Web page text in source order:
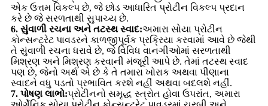
એક ઉત્તમ વિકલ્પ છે, જે છોડ આધારિત પ્રોટીન વિકલ્પ પ્રદાન
કરે છે જે સરળતાથી સુપાચ્ય છે.
6. સુંવાળી રચના અને તટસ્થ સ્વાદ:અમારા સોયા પ્રોટીન
કોન્સન્ટ્રેટ પાવડરને કાળજીપૂર્વક પ્રક્રિયા કરવામાં આવે છે જેથી
તે સુંવાળી રચના ધરાવે છે, જે વિવિધ વાનગીઓમાં સરળતાથી
મિશ્રણ અને મિશ્રણ કરવાની મંજૂરી આપે છે. તેમાં તટસ્થ સ્વાદ
પણ છે, જેનો અર્થ એ છે કે તે તમારા ખોરાક અથવા પીણાના
સ્વાદને વધુ પડતો પ્રભાવિત કરશે નહીં અથવા બદલશે નહીં.
7. પોષણ લાભો:પ્રોટીનનો સમૃદ્ધ સ્ત્રોત હોવા ઉપરાંત, અમારા